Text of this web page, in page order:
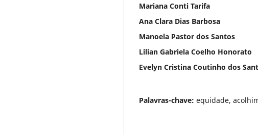
Mariana Conti Tarifa
Ana Clara Dias Barbosa
Manoela Pastor dos Santos
Lilian Gabriela Coelho Honorato
Evelyn Cristina Coutinho dos
Palavras-chave: equidade,